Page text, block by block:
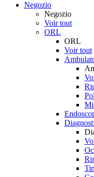
Negozio
Negozio
Voir tout
ORL
ORL
Voir tout